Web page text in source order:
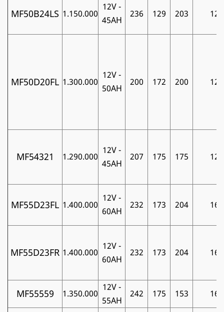
MF50B24LS 1.150.000
12V -
45AH
236 129 203 12
MF50D20FL 1.300.000
12V -
50AH
200 172 200 12
MF54321 1.290.000
12V -
45AH
207 175 175 12
MF55D23FL 1.400.000
12V -
60AH
232 173 204 16
MF55D23FR 1.400.000
12V -
60AH
232 173 204 16
MF55559 1.350.000
12V -
55AH
242 175 153 16